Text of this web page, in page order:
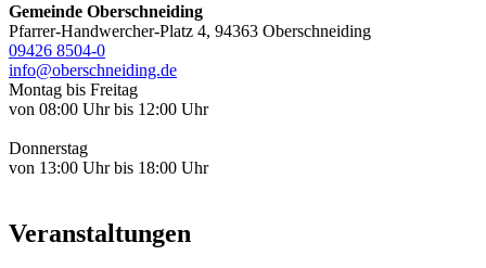
Gemeinde Oberschneiding
Pfarrer-Handwercher-Platz 4, 94363 Oberschneiding
09426 8504-0
info@oberschneiding.de
Montag bis Freitag
von 08:00 Uhr bis 12:00 Uhr
Donnerstag
von 13:00 Uhr bis 18:00 Uhr
Veranstaltungen